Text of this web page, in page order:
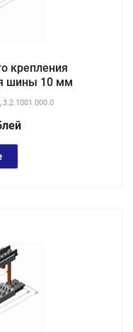
крепления
шины 10 мм
лей